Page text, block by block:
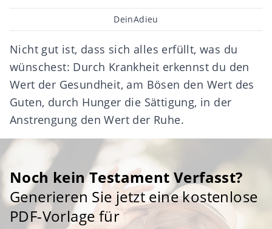
Beitragsautor
DeinAdieu
Nicht gut ist, dass sich alles erfüllt, was du
wünschest: Durch Krankheit erkennst du den
Wert der Gesundheit, am Bösen den Wert des
Guten, durch Hunger die Sättigung, in der
Anstrengung den Wert der Ruhe.
Noch kein Testament Verfasst?
Generieren Sie jetzt eine kostenlose
PDF-Vorlage für